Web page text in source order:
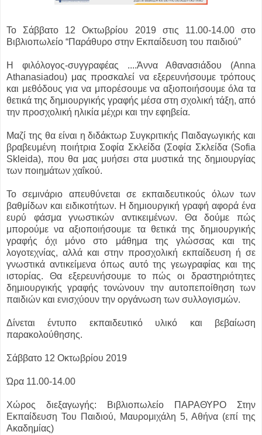
Το Σάββατο 12 Οκτωβρίου 2019 στις 11.00-14.00 στο
Βιβλιοπωλείο “Παράθυρο στην Εκπαίδευση του παιδιού”
Η φιλόλογος-συγγραφέας ....Άννα Αθανασιάδου (Anna
Athanasiadou) μας προσκαλεί να εξερευνήσουμε τρόπους
και μεθόδους για να μπορέσουμε να αξιοποιήσουμε όλα τα
θετικά της δημιουργικής γραφής μέσα στη σχολική τάξη, από
την προσχολική ηλικία μέχρι και την εφηβεία.
Μαζί της θα είναι η διδάκτωρ Συγκριτικής Παιδαγωγικής και
βραβευμένη ποιήτρια Σοφία Σκλείδα (Σοφία Σκλείδα (Sofia
Skleida), που θα μας μυήσει στα μυστικά της δημιουργίας
των ποιημάτων χαΐκού.
Το σεμινάριο απευθύνεται σε εκπαιδευτικούς όλων των
βαθμίδων και ειδικοτήτων. Η δημιουργική γραφή αφορά ένα
ευρύ φάσμα γνωστικών αντικειμένων. Θα δούμε πώς
μπορούμε να αξιοποιήσουμε τα θετικά της δημιουργικής
γραφής όχι μόνο στο μάθημα της γλώσσας και της
λογοτεχνίας, αλλά και στην προσχολική εκπαίδευση ή σε
γνωστικά αντικείμενα όπως αυτό της γεωγραφίας και της
ιστορίας. Θα εξερευνήσουμε το πώς οι δραστηριότητες
δημιουργικής γραφής τονώνουν την αυτοπεποίθηση των
παιδιών και ενισχύουν την οργάνωση των συλλογισμών.
Δίνεται έντυπο εκπαιδευτικό υλικό και βεβαίωση
παρακολούθησης.
Σάββατο 12 Οκτωβρίου 2019
Ώρα 11.00-14.00
Χώρος διεξαγωγής: Βιβλιοπωλείο ΠΑΡΑΘΥΡΟ Στην
Εκπαίδευση Του Παιδιού, Μαυρομιχάλη 5, Αθήνα (επί της
Ακαδημίας)